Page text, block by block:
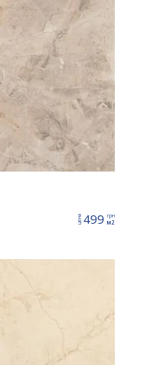
цена499 грн
м2